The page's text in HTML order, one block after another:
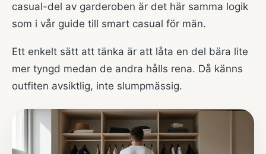
casual-del av garderoben är det här samma logik
som i vår guide till smart casual för män.
Ett enkelt sätt att tänka är att låta en del bära lite
mer tyngd medan de andra hålls rena. Då känns
outfiten avsiktlig, inte slumpmässig.